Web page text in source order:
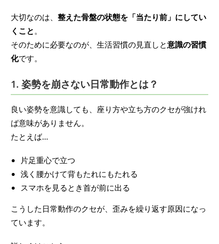
大切なのは、整えた骨盤の状態を「当たり前」にしてい
くこと。
そのために必要なのが、生活習慣の見直しと意識の習慣
化です。
1. 姿勢を崩さない日常動作とは？
良い姿勢を意識しても、座り方や立ち方のクセが強けれ
ば意味がありません。
たとえば…
片足重心で立つ
浅く腰かけて背もたれにもたれる
スマホを見るとき首が前に出る
こうした日常動作のクセが、歪みを繰り返す原因になっ
ています。